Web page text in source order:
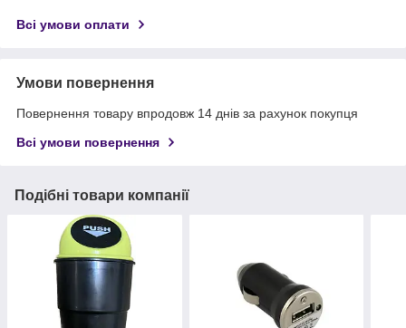
Всі умови оплати
Умови повернення
Повернення товару впродовж 14 днів за рахунок покупця
Всі умови повернення
Подібні товари компанії